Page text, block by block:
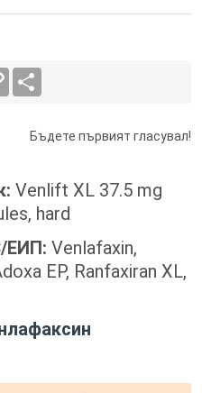
Copy
Link
Бъдете първият гласувал!
Venlift XL 37.5 mg
hard
ЕИП: Venlafaxin,
EP, Ranfaxiran XL,